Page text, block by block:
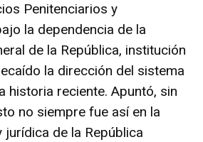
Penitenciarios y
la dependencia de la
de la República, institución
la dirección del sistema
historia reciente. Apuntó, sin
no siempre fue así en la
de la República